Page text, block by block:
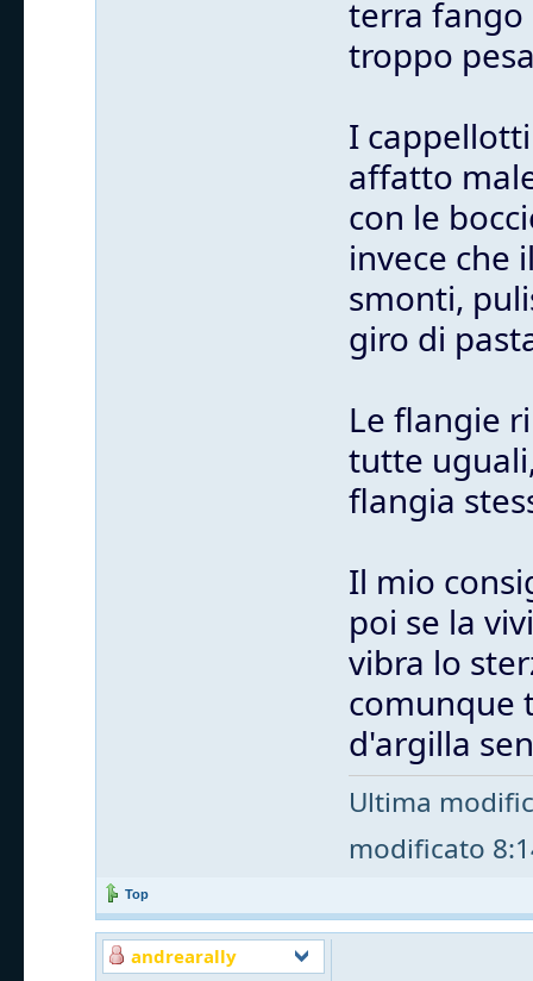
terra
troppo
I
affatto
con le
invece che
smonti,
giro di
Le flangie
tutte
flangia
Il mio
poi se la
vibra lo
comunque
d'argilla
Ultima
modificato
Top
andrearally